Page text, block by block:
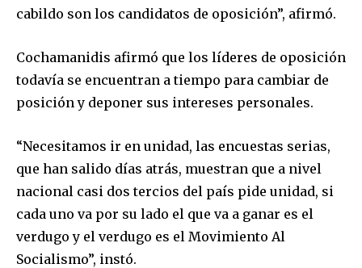
cabildo son los candidatos de oposición”, afirmó.
Cochamanidis afirmó que los líderes de oposición
todavía se encuentran a tiempo para cambiar de
posición y deponer sus intereses personales.
“Necesitamos ir en unidad, las encuestas serias,
que han salido días atrás, muestran que a nivel
nacional casi dos tercios del país pide unidad, si
cada uno va por su lado el que va a ganar es el
verdugo y el verdugo es el Movimiento Al
Socialismo”, instó.